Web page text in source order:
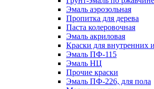
Эмаль аэрозольная
Пропитка для дерева
Паста колеровочная
Эмаль акриловая
Краски для внутренних
Эмаль ПФ-115
Эмаль НЦ
Прочие краски
Эмаль ПФ-226, для пола